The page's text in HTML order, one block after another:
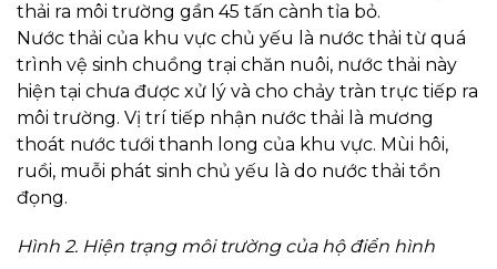
thải ra môi trường gần 45 tấn cành tỉa bỏ.
Nước thải của khu vực chủ yếu là nước thải từ quá
trình vệ sinh chuồng trại chăn nuôi, nước thải này
hiện tại chưa được xử lý và cho chảy tràn trực tiếp ra
môi trường. Vị trí tiếp nhận nước thải là mương
thoát nước tưới thanh long của khu vực. Mùi hôi,
ruồi, muỗi phát sinh chủ yếu là do nước thải tồn
đọng.
Hình 2. Hiện trạng môi trường của hộ điển hình